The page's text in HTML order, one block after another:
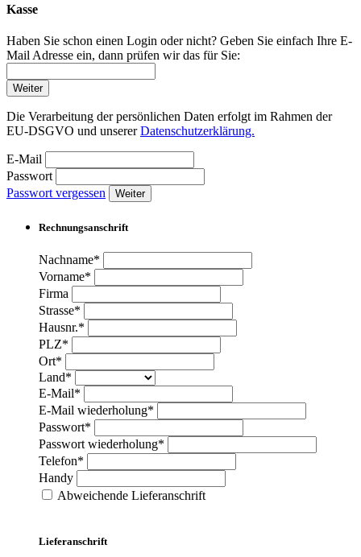
Kasse
Haben Sie schon einen Login oder nicht? Geben Sie einfach Ihre E-
Mail Adresse ein, dann prüfen wir das für Sie:
Weiter
Die Verarbeitung der persönlichen Daten erfolgt im Rahmen der
EU-DSGVO und unsererDatenschutzerklärung.
E-Mail
Passwort
Passwort vergessen
Weiter
Rechnungsanschrift
Nachname*
Vorname*
Firma
Strasse*
Hausnr.*
PLZ*
Ort*
Land*
E-Mail*
E-Mail wiederholung*
Passwort*
Passwort wiederholung*
Telefon*
Handy
Abweichende Lieferanschrift
Lieferanschrift